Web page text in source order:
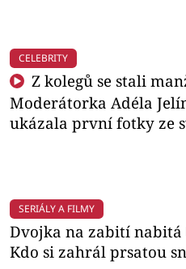
CELEBRITY
Z kolegů se stali
Moderátorka Adéla
ukázala první fotky ze
SERIÁLY A FILMY
Dvojka na zabití nabitá
Kdo si zahrál prsatou